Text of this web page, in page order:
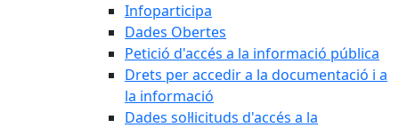
Infoparticipa
Dades Obertes
Petició d'accés a la informació pública
Drets per accedir a la documentació i a
la informació
Dades sol·licituds d'accés a la